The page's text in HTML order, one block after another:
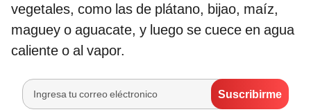
vegetales, como las de plátano, bijao, maíz,
maguey o aguacate, y luego se cuece en agua
caliente o al vapor.